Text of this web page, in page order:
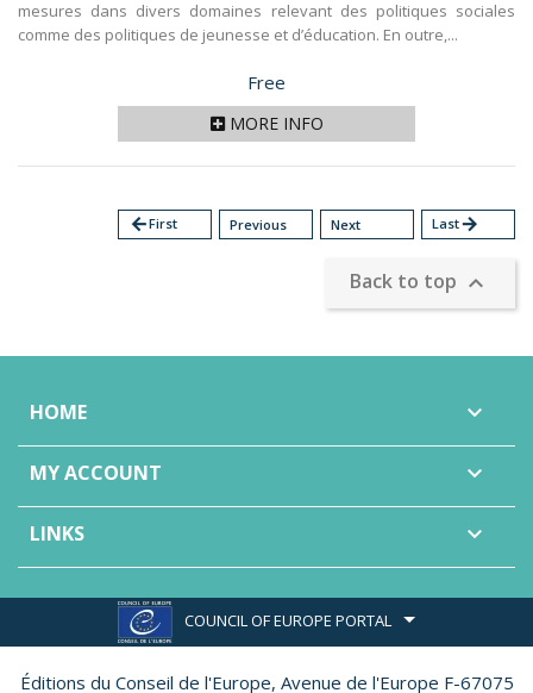
mesures dans divers domaines relevant des politiques sociales
comme des politiques de jeunesse et d’éducation. En outre,...
Price
Free
MORE INFO
arrow_backFirst Previous Next Lastarrow_forward
Back to top 
HOME 
MY ACCOUNT 
LINKS 
COUNCIL OF EUROPE PORTAL
Éditions du Conseil de l'Europe, Avenue de l'Europe F-67075